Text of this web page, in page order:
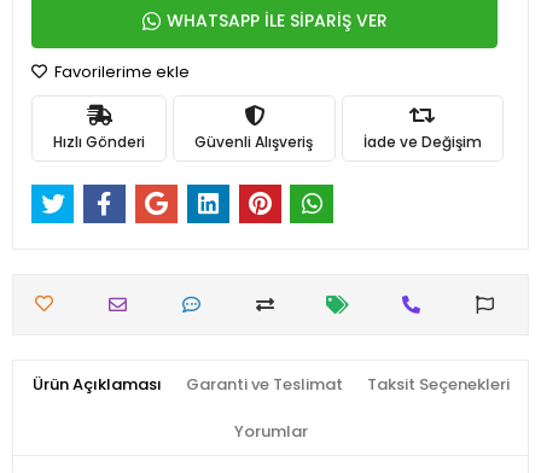
WHATSAPP İLE SİPARİŞ VER
Favorilerime ekle
Hızlı Gönderi Güvenli Alışveriş İade ve Değişim
Ürün Açıklaması Garanti ve Teslimat Taksit Seçenekleri
Yorumlar